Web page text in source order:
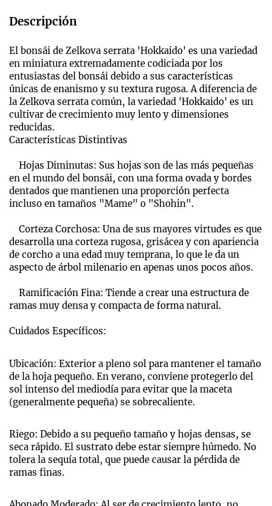
Descripción
El bonsái de Zelkova serrata 'Hokkaido' es una variedad
en miniatura extremadamente codiciada por los
entusiastas del bonsái debido a sus características
únicas de enanismo y su textura rugosa. A diferencia de
la Zelkova serrata común, la variedad 'Hokkaido' es un
cultivar de crecimiento muy lento y dimensiones
reducidas.
Características Distintivas
Hojas Diminutas: Sus hojas son de las más pequeñas
en el mundo del bonsái, con una forma ovada y bordes
dentados que mantienen una proporción perfecta
incluso en tamaños "Mame" o "Shohin".
Corteza Corchosa: Una de sus mayores virtudes es que
desarrolla una corteza rugosa, grisácea y con apariencia
de corcho a una edad muy temprana, lo que le da un
aspecto de árbol milenario en apenas unos pocos años.
Ramificación Fina: Tiende a crear una estructura de
ramas muy densa y compacta de forma natural.
Cuidados Específicos:
Ubicación: Exterior a pleno sol para mantener el tamaño
de la hoja pequeño. En verano, conviene protegerlo del
sol intenso del mediodía para evitar que la maceta
(generalmente pequeña) se sobrecaliente.
Riego: Debido a su pequeño tamaño y hojas densas, se
seca rápido. El sustrato debe estar siempre húmedo. No
tolera la sequía total, que puede causar la pérdida de
ramas finas.